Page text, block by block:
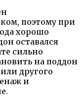
поэтому при
хорошо
оставался
сильно
на поддон
другого
и